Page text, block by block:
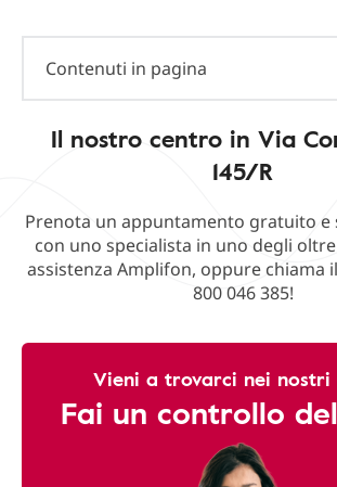
Contenuti in pagina
Il nostro centro in Via
145/R
Prenota un appuntamento gratuito e
con uno specialista in uno degli
assistenza Amplifon, oppure chiama
800 046 385!
Vieni a trovarci nei nostri
Fai un controllo